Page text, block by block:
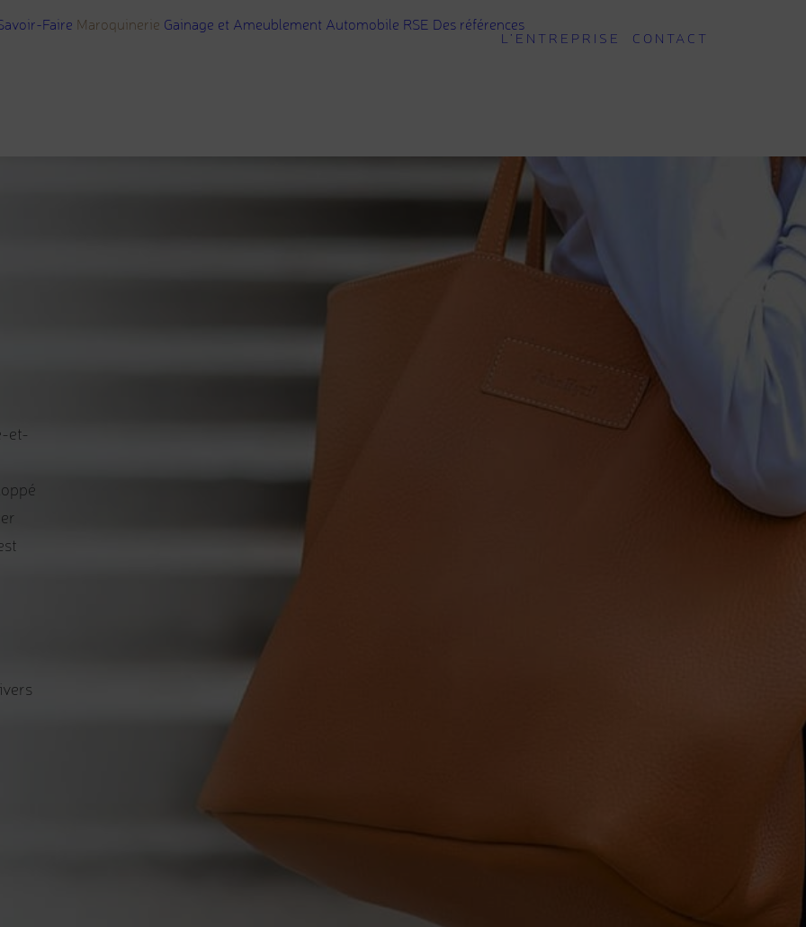
L’ENTREPRISE CONTACT
Faire Maroquinerie Gainage et Ameublement Automobile RSE Des références
et-